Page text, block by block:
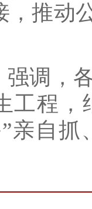
，推动
强调，
工程
亲自